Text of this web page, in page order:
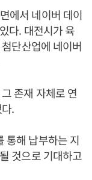
에서 네이버 데이
다. 대전시가 육
단산업에 네이버
존재 자체로 연
.
통해 납부하는 지
것으로 기대하고